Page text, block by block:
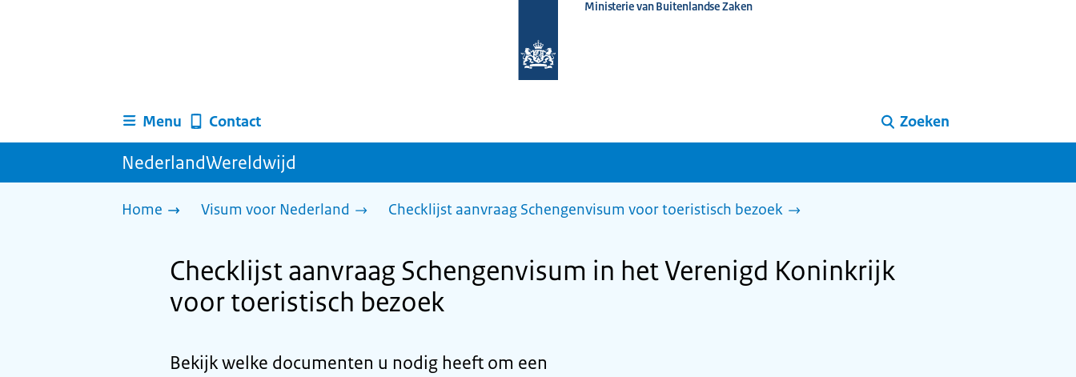
homepage
Ministerie van Buitenlandse Zaken
Menu Contact Zoeken
NederlandWereldwijd
Home Visum voor Nederland Checklijst aanvraag Schengenvisum voor toeristisch bezoek
Checklijst aanvraag Schengenvisum in het Verenigd Koninkrijk
voor toeristisch bezoek
Bekijk welke documenten u nodig heeft om een